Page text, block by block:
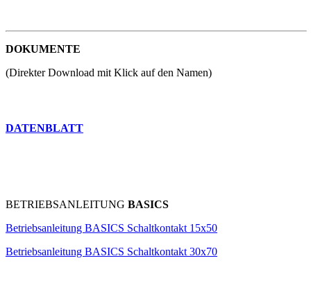
DOKUMENTE
(Direkter Download mit Klick auf den Namen)
DATENBLATT
BETRIEBSANLEITUNG BASICS
Betriebsanleitung BASICS Schaltkontakt 15x50
Betriebsanleitung BASICS Schaltkontakt 30x70